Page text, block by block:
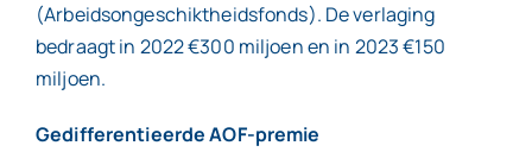
(Arbeidsongeschiktheidsfonds). De verlaging
bedraagt in 2022 €300 miljoen en in 2023 €150
miljoen.
Gedifferentieerde AOF-premie